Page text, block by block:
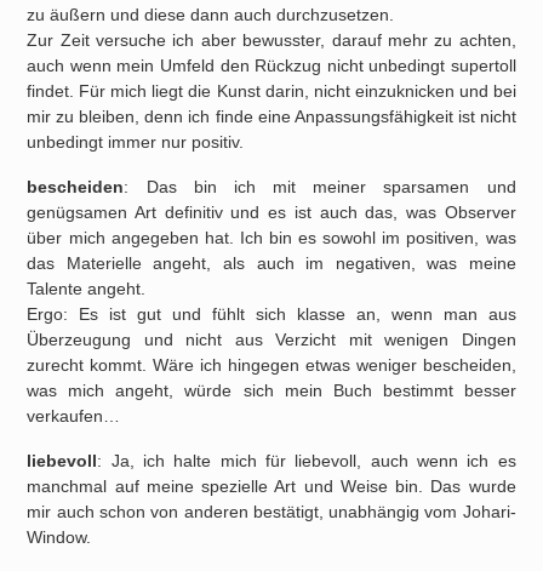
zu äußern und diese dann auch durchzusetzen.
Zur Zeit versuche ich aber bewusster, darauf mehr zu achten,
auch wenn mein Umfeld den Rückzug nicht unbedingt supertoll
findet. Für mich liegt die Kunst darin, nicht einzuknicken und bei
mir zu bleiben, denn ich finde eine Anpassungsfähigkeit ist nicht
unbedingt immer nur positiv.
bescheiden: Das bin ich mit meiner sparsamen und
genügsamen Art definitiv und es ist auch das, was Observer
über mich angegeben hat. Ich bin es sowohl im positiven, was
das Materielle angeht, als auch im negativen, was meine
Talente angeht.
Ergo: Es ist gut und fühlt sich klasse an, wenn man aus
Überzeugung und nicht aus Verzicht mit wenigen Dingen
zurecht kommt. Wäre ich hingegen etwas weniger bescheiden,
was mich angeht, würde sich mein Buch bestimmt besser
verkaufen…
liebevoll: Ja, ich halte mich für liebevoll, auch wenn ich es
manchmal auf meine spezielle Art und Weise bin. Das wurde
mir auch schon von anderen bestätigt, unabhängig vom Johari-
Window.